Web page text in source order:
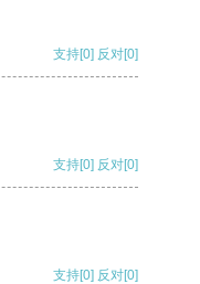
支持[0] 反对[0]
支持[0] 反对[0]
支持[0] 反对[0]